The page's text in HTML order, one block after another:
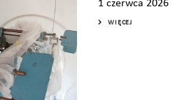
1 czerwca 2026
WIĘCEJ